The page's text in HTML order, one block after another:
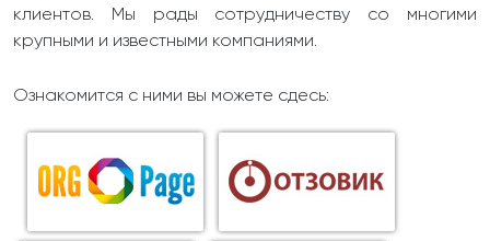
клиентов. Мы рады сотрудничеству со многими
крупными и известными компаниями.
Ознакомится с ними вы можете сдесь: